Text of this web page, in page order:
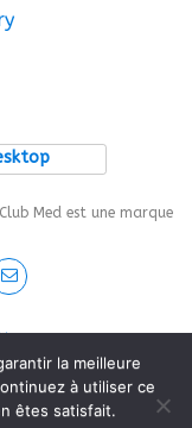
Med est une marque
la meilleure
à utiliser ce
êtes satisfait.